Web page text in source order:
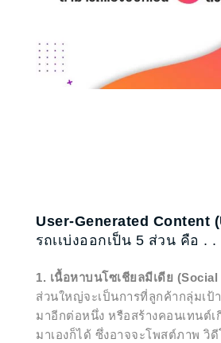
User-Generated Content
รถเเบ่งออกเป็น 5 ส่วน คือ . .
1. เนื้อหาบนโซเชียลมีเดีย
ส่วนใหญ่จะเป็นการที่ลูกค้ากลุ่มเป้
มาอีกต่อหนึ่ง หรือสร้างคอนเทนต์
มาเองก็ได้ ซึ่งอาจจะโพสต์ภาพ วิดี